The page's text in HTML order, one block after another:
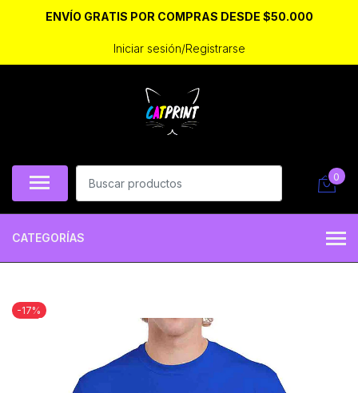
ENVÍO GRATIS POR COMPRAS DESDE $50.000
Iniciar sesión/Registrarse
0
CATEGORÍAS
-17%